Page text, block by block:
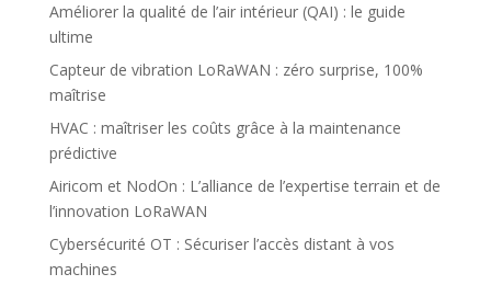
Améliorer la qualité de l’air intérieur (QAI) : le guide
ultime
Capteur de vibration LoRaWAN : zéro surprise, 100%
maîtrise
HVAC : maîtriser les coûts grâce à la maintenance
prédictive
Airicom et NodOn : L’alliance de l’expertise terrain et de
l’innovation LoRaWAN
Cybersécurité OT : Sécuriser l’accès distant à vos
machines